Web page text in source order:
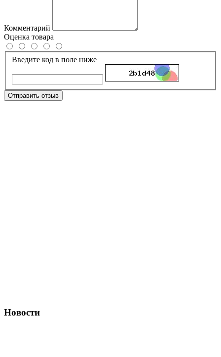
Комментарий
Оценка товара
Введите код в поле ниже
Отправить отзыв
Новости